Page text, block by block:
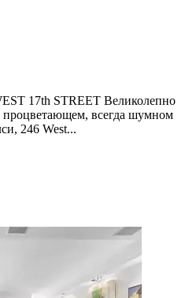
17th STREET Великолепно
всегда шумном
246 West...